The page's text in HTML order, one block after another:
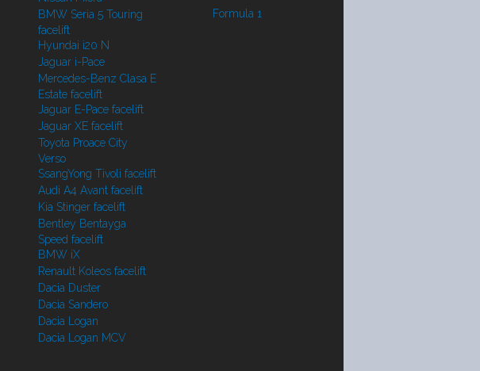
BMW Seria 5 Touring
facelift
Hyundai i20 N
Jaguar i-Pace
Mercedes-Benz Clasa E
Estate facelift
Jaguar E-Pace facelift
Jaguar XE facelift
Toyota Proace City
Verso
SsangYong Tivoli facelift
Audi A4 Avant facelift
Kia Stinger facelift
Bentley Bentayga
Speed facelift
BMW iX
Renault Koleos facelift
Dacia Duster
Dacia Sandero
Dacia Logan
Dacia Logan MCV
Formula 1